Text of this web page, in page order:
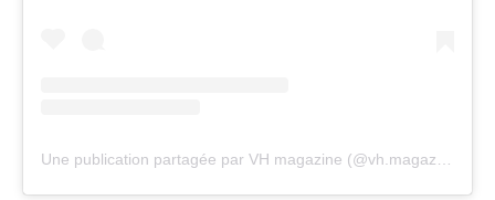
Une publication partagée par VH magazine (@vh.magazine)